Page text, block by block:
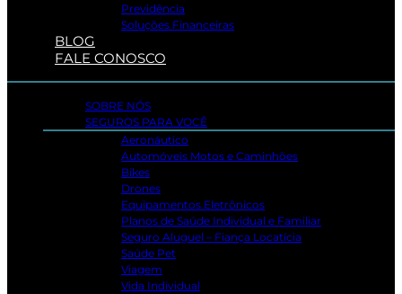
Previdência
Soluções Financeiras
BLOG
FALE CONOSCO
SOBRE NÓS
SEGUROS PARA VOCÊ
Aeronáutico
Automóveis Motos e Caminhões
Bikes
Drones
Equipamentos Eletrônicos
Planos de Saúde Individual e Familiar
Seguro Aluguel – Fiança Locatícia
Saúde Pet
Viagem
Vida Individual